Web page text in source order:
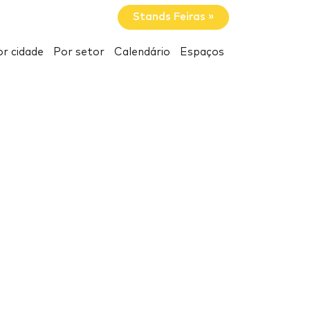
Stands Feiras »
cidade Por setor Calendário Espaços